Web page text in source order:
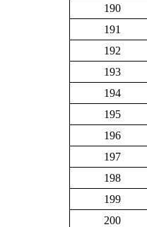
190
191
192
193
194
195
196
197
198
199
200